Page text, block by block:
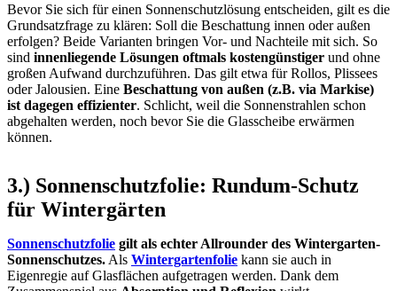
Bevor Sie sich für einen Sonnenschutzlösung entscheiden, gilt es die
Grundsatzfrage zu klären: Soll die Beschattung innen oder außen
erfolgen? Beide Varianten bringen Vor- und Nachteile mit sich. So
sind innenliegende Lösungen oftmals kostengünstiger und ohne
großen Aufwand durchzuführen. Das gilt etwa für Rollos, Plissees
oder Jalousien. Eine Beschattung von außen (z.B. via Markise)
ist dagegen effizienter. Schlicht, weil die Sonnenstrahlen schon
abgehalten werden, noch bevor Sie die Glasscheibe erwärmen
können.
3.) Sonnenschutzfolie: Rundum-Schutz
für Wintergärten
Sonnenschutzfolie gilt als echter Allrounder des Wintergarten-
Sonnenschutzes. Als Wintergartenfolie kann sie auch in
Eigenregie auf Glasflächen aufgetragen werden. Dank dem